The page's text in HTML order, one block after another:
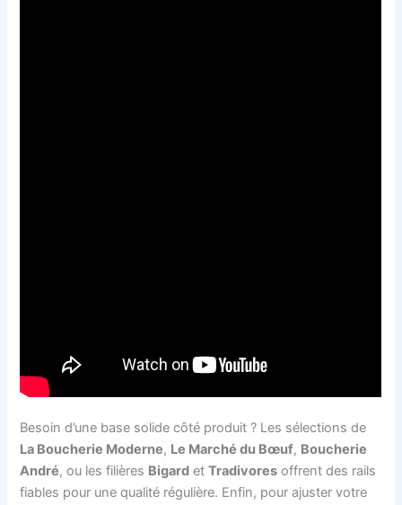
Besoin d’une base solide côté produit ? Les sélections de
La Boucherie Moderne, Le Marché du Bœuf, Boucherie
André, ou les filières Bigard etTradivores offrent des rails
fiables pour une qualité régulière. Enfin, pour ajuster votre